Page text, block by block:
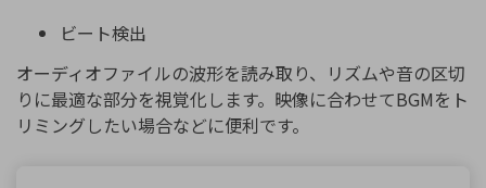
ビート検出
オーディオファイルの波形を読み取り、リズムや音の区切
りに最適な部分を視覚化します。映像に合わせてBGMをト
リミングしたい場合などに便利です。